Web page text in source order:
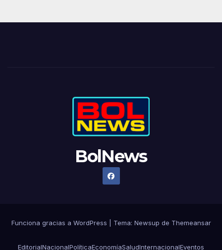
BolNews
Funciona gracias a WordPress Tema: Newsup de Themeansar
EditorialNacionalPolíticaEconomíaSaludInternacionalEventos